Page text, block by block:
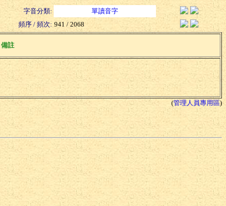
字音分類:
單讀音字
頻序 / 頻次: 941 / 2068
備註
(管理人員專用區)